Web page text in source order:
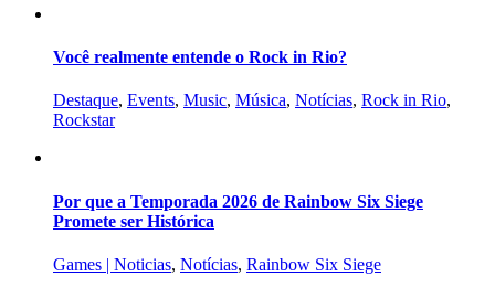
Você realmente entende o Rock in Rio?
Destaque, Events, Music, Música, Notícias, Rock in Rio,
Rockstar
Por que a Temporada 2026 de Rainbow Six Siege
Promete ser Histórica
Games | Noticias, Notícias, Rainbow Six Siege